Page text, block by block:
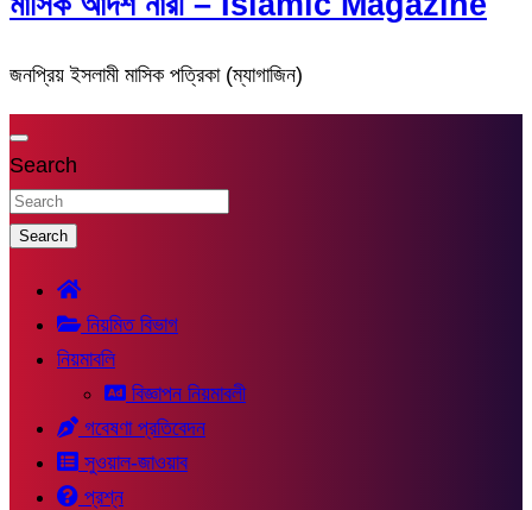
জনপ্রিয় ইসলামী মাসিক পত্রিকা (ম্যাগাজিন)
Search
Search
নিয়মিত বিভাগ
নিয়মাবলি
বিজ্ঞাপন নিয়মাবলী
গবেষণা প্রতিবেদন
সুওয়াল-জাওয়াব
প্রশ্ন